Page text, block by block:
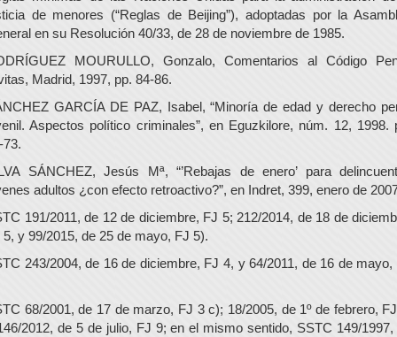
de menores (“Reglas de Beijing”), adoptadas por la
en su Resolución 40/33, de 28 de noviembre de 1985.
MOURULLO, Gonzalo, Comentarios al Código
Madrid, 1997, pp. 84-86.
GARCÍA DE PAZ, Isabel, “Minoría de edad y derecho
Aspectos político criminales”, en Eguzkilore, núm. 12, 1998.
73.
SÁNCHEZ, Jesús Mª, “’Rebajas de enero’ para
adultos ¿con efecto retroactivo?”, en Indret, 399, enero de
191/2011, de 12 de diciembre, FJ 5; 212/2014, de 18 de
5, y 99/2015, de 25 de mayo, FJ 5).
243/2004, de 16 de diciembre, FJ 4, y 64/2011, de 16 de mayo,
68/2001, de 17 de marzo, FJ 3 c); 18/2005, de 1º de febrero,
2012, de 5 de julio, FJ 9; en el mismo sentido, SSTC 149/1997,